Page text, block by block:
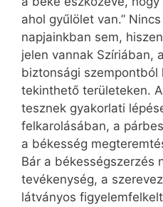
ahol gyűlölet van.”
napjainkban sem,
jelen vannak Szíriában,
biztonsági szempontból
tekinthető területeken.
tesznek gyakorlati
felkarolásában, a
a békesség
Bár a békességszerzés
tevékenység, a
látványos